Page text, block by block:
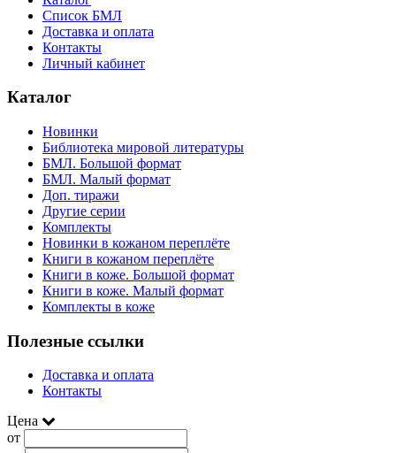
Список БМЛ
Доставка и оплата
Контакты
Личный кабинет
Каталог
Новинки
Библиотека мировой литературы
БМЛ. Большой формат
БМЛ. Малый формат
Доп. тиражи
Другие серии
Комплекты
Новинки в кожаном переплёте
Книги в кожаном переплёте
Книги в коже. Большой формат
Книги в коже. Малый формат
Комплекты в коже
Полезные ссылки
Доставка и оплата
Контакты
Цена
от